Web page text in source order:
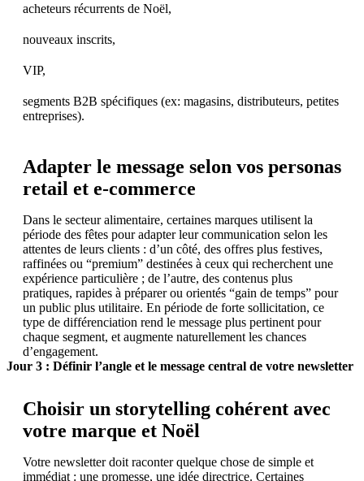
acheteurs récurrents de Noël,
nouveaux inscrits,
VIP,
segments B2B spécifiques (ex: magasins, distributeurs, petites
entreprises).
Adapter le message selon vos personas
retail et e-commerce
Dans le secteur alimentaire, certaines marques utilisent la
période des fêtes pour adapter leur communication selon les
attentes de leurs clients : d’un côté, des offres plus festives,
raffinées ou “premium” destinées à ceux qui recherchent une
expérience particulière ; de l’autre, des contenus plus
pratiques, rapides à préparer ou orientés “gain de temps” pour
un public plus utilitaire. En période de forte sollicitation, ce
type de différenciation rend le message plus pertinent pour
chaque segment, et augmente naturellement les chances
d’engagement.
Jour 3 : Définir l’angle et le message central de votre newsletter
Choisir un storytelling cohérent avec
votre marque et Noël
Votre newsletter doit raconter quelque chose de simple et
immédiat : une promesse, une idée directrice. Certaines